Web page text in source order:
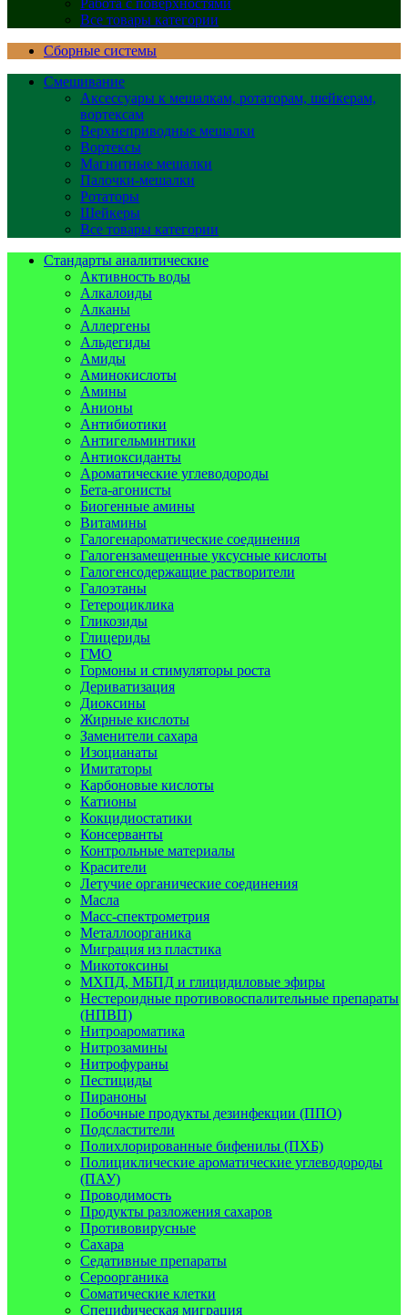
Работа с поверхностями
Все товары категории
Сборные системы
Смешивание
Аксессуары к мешалкам, ротаторам, шейкерам,
вортексам
Верхнеприводные мешалки
Вортексы
Магнитные мешалки
Палочки-мешалки
Ротаторы
Шейкеры
Все товары категории
Стандарты аналитические
Активность воды
Алкалоиды
Алканы
Аллергены
Альдегиды
Амиды
Аминокислоты
Амины
Анионы
Антибиотики
Антигельминтики
Антиоксиданты
Ароматические углеводороды
Бета-агонисты
Биогенные амины
Витамины
Галогенароматические соединения
Галогензамещенные уксусные кислоты
Галогенсодержащие растворители
Галоэтаны
Гетероциклика
Гликозиды
Глицериды
ГМО
Гормоны и стимуляторы роста
Дериватизация
Диоксины
Жирные кислоты
Заменители сахара
Изоцианаты
Имитаторы
Карбоновые кислоты
Катионы
Кокцидиостатики
Консерванты
Контрольные материалы
Красители
Летучие органические соединения
Масла
Масс-спектрометрия
Металлоорганика
Миграция из пластика
Микотоксины
МХПД, МБПД и глицидиловые эфиры
Нестероидные противовоспалительные препараты
(НПВП)
Нитроароматика
Нитрозамины
Нитрофураны
Пестициды
Пираноны
Побочные продукты дезинфекции (ППО)
Подсластители
Полихлорированные бифенилы (ПХБ)
Полициклические ароматические углеводороды
(ПАУ)
Проводимость
Продукты разложения сахаров
Противовирусные
Сахара
Седативные препараты
Сероорганика
Соматические клетки
Специфическая миграция